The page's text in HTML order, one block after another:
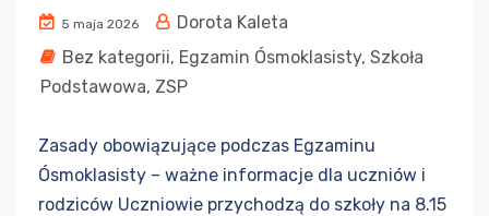
5 maja 2026
Dorota Kaleta
Bez kategorii, Egzamin Ósmoklasisty, Szkoła
Podstawowa, ZSP
Zasady obowiązujące podczas Egzaminu
Ósmoklasisty – ważne informacje dla uczniów i
rodziców Uczniowie przychodzą do szkoły na 8.15